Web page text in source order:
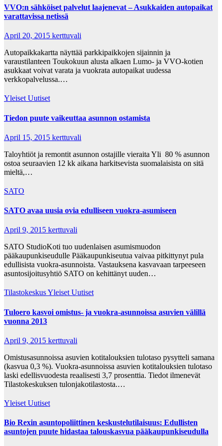
VVO:n sähköiset palvelut laajenevat – Asukkaiden autopaikat
varattavissa netissä
April 20, 2015 kerttuvali
Autopaikkakartta näyttää parkkipaikkojen sijainnin ja
varaustilanteen Toukokuun alusta alkaen Lumo- ja VVO-kotien
asukkaat voivat varata ja vuokrata autopaikat uudessa
verkkopalvelussa.…
Yleiset Uutiset
Tiedon puute vaikeuttaa asunnon ostamista
April 15, 2015 kerttuvali
Taloyhtiöt ja remontit asunnon ostajille vieraita Yli 80 % asunnon
ostoa seuraavien 12 kk aikana harkitsevista suomalaisista on sitä
mieltä,…
SATO
SATO avaa uusia ovia edulliseen vuokra-asumiseen
April 9, 2015 kerttuvali
SATO StudioKoti tuo uudenlaisen asumismuodon
pääkaupunkiseudulle Pääkaupunkiseutua vaivaa pitkittynyt pula
edullisista vuokra-asunnoista. Vastauksena kasvavaan tarpeeseen
asuntosijoitusyhtiö SATO on kehittänyt uuden…
TilastokeskusYleiset Uutiset
Tuloero kasvoi omistus- ja vuokra-asunnoissa asuvien välillä
vuonna 2013
April 9, 2015 kerttuvali
Omistusasunnoissa asuvien kotitalouksien tulotaso pysytteli samana
(kasvua 0,3 %). Vuokra-asunnoissa asuvien kotitalouksien tulotaso
laski edellisvuodesta reaalisesti 3,7 prosenttia. Tiedot ilmenevät
Tilastokeskuksen tulonjakotilastosta.…
Yleiset Uutiset
Bio Rexin asuntopoliittinen keskustelutilaisuus: Edullisten
asuntojen puute hidastaa talouskasvua pääkaupunkiseudulla